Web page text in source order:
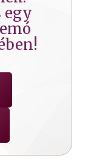
egy